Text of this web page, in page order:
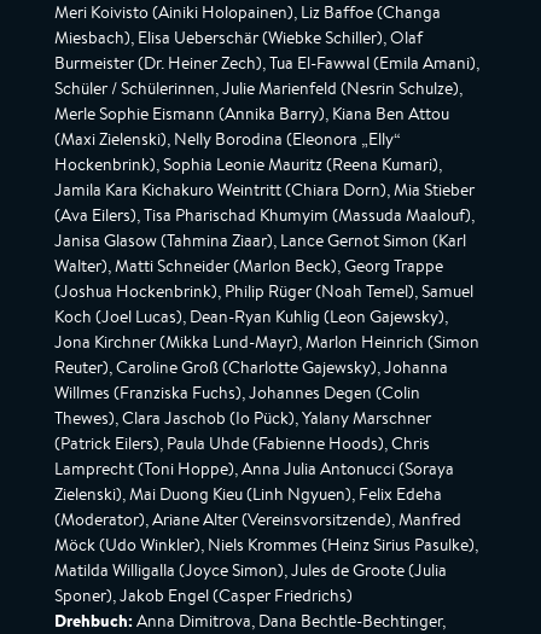
Meri Koivisto (Ainiki Holopainen), Liz Baffoe (Changa
Miesbach), Elisa Ueberschär (Wiebke Schiller), Olaf
Burmeister (Dr. Heiner Zech), Tua El-Fawwal (Emila Amani),
Schüler / Schülerinnen, Julie Marienfeld (Nesrin Schulze),
Merle Sophie Eismann (Annika Barry), Kiana Ben Attou
(Maxi Zielenski), Nelly Borodina (Eleonora „Elly“
Hockenbrink), Sophia Leonie Mauritz (Reena Kumari),
Jamila Kara Kichakuro Weintritt (Chiara Dorn), Mia Stieber
(Ava Eilers), Tisa Pharischad Khumyim (Massuda Maalouf),
Janisa Glasow (Tahmina Ziaar), Lance Gernot Simon (Karl
Walter), Matti Schneider (Marlon Beck), Georg Trappe
(Joshua Hockenbrink), Philip Rüger (Noah Temel), Samuel
Koch (Joel Lucas), Dean-Ryan Kuhlig (Leon Gajewsky),
Jona Kirchner (Mikka Lund-Mayr), Marlon Heinrich (Simon
Reuter), Caroline Groß (Charlotte Gajewsky), Johanna
Willmes (Franziska Fuchs), Johannes Degen (Colin
Thewes), Clara Jaschob (Io Pück), Yalany Marschner
(Patrick Eilers), Paula Uhde (Fabienne Hoods), Chris
Lamprecht (Toni Hoppe), Anna Julia Antonucci (Soraya
Zielenski), Mai Duong Kieu (Linh Ngyuen), Felix Edeha
(Moderator), Ariane Alter (Vereinsvorsitzende), Manfred
Möck (Udo Winkler), Niels Krommes (Heinz Sirius Pasulke),
Matilda Willigalla (Joyce Simon), Jules de Groote (Julia
Sponer), Jakob Engel (Casper Friedrichs)
Drehbuch: Anna Dimitrova, Dana Bechtle-Bechtinger,